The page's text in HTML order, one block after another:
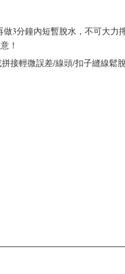
3分鐘內短暫脫水，不可大力
！
接輕微誤差/線頭/扣子縫線鬆